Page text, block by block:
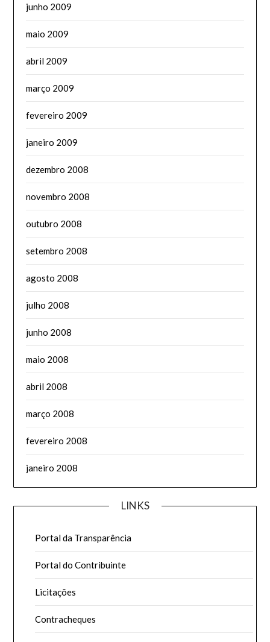
junho 2009
maio 2009
abril 2009
março 2009
fevereiro 2009
janeiro 2009
dezembro 2008
novembro 2008
outubro 2008
setembro 2008
agosto 2008
julho 2008
junho 2008
maio 2008
abril 2008
março 2008
fevereiro 2008
janeiro 2008
LINKS
Portal da Transparência
Portal do Contribuinte
Licitações
Contracheques